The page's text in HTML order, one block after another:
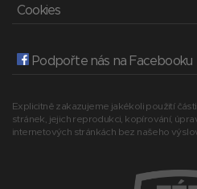
Cookies
Podpořte nás na Facebooku
Explicitně zakazujeme jakékoli použití
stránek, jejich reprodukci, kopírování,
internetových stránkách bez našeho